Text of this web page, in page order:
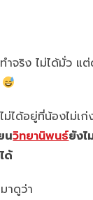
ำจริง ไม่ได้มั่ว แ
ได้อยู่ที่น้องไม่เก่
นวิทยานิพนธ์ยังไ
ด้
าดูว่า